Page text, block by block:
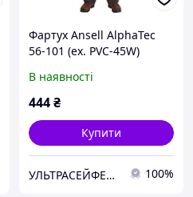
Фартух Ansell AlphaTec
56-101 (ex. PVC-45W)
В наявності
444₴
Купити
УЛЬТРАСЕЙФЕТІ ТОВ 100%